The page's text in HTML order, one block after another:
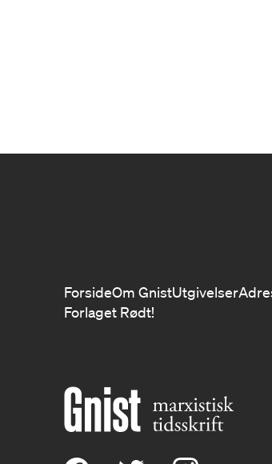
ForsideOm GnistUtgivelser
Forlaget Rødt!